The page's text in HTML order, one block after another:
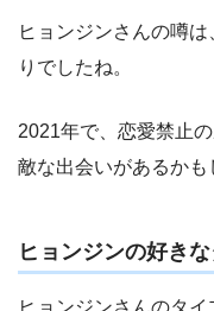
ヒョンジンさんの噂
りでしたね。
2021年で、恋愛禁止
敵な出会いがあるかも
ヒョンジンの好き
ヒョンジンさんのタ